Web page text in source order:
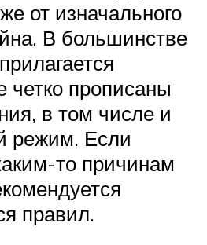
от изначального
В большинстве
четко прописаны
в том числе и
режим. Если
то причинам
правил.